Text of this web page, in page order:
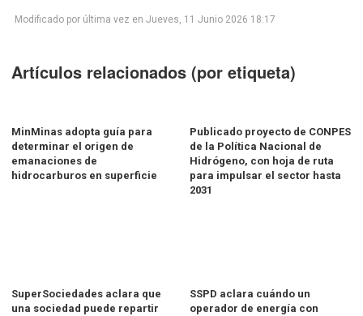
Modificado por última vez en Jueves, 11 Junio 2026 18:17
Artículos relacionados (por etiqueta)
MinMinas adopta guía para
determinar el origen de
emanaciones de
hidrocarburos en superficie
Publicado proyecto de CONPES
de la Política Nacional de
Hidrógeno, con hoja de ruta
para impulsar el sector hasta
2031
SuperSociedades aclara que
una sociedad puede repartir
SSPD aclara cuándo un
operador de energía con